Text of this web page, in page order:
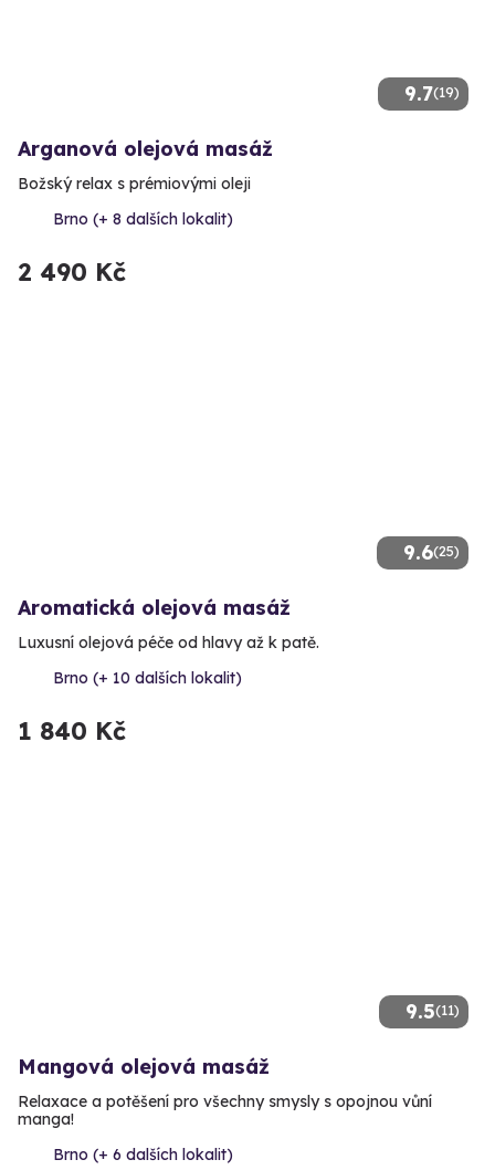
9.7(19)
Arganová olejová masáž
Božský relax s prémiovými oleji
Brno (+ 8 dalších lokalit)
2 490 Kč
9.6(25)
Aromatická olejová masáž
Luxusní olejová péče od hlavy až k patě.
Brno (+ 10 dalších lokalit)
1 840 Kč
9.5(11)
Mangová olejová masáž
Relaxace a potěšení pro všechny smysly s opojnou vůní
manga!
Brno (+ 6 dalších lokalit)